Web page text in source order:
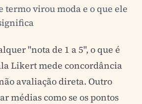
termo virou moda e o que ele
"nota de 1 a 5", o que é
Likert mede concordância
avaliação direta. Outro
médias como se os pontos